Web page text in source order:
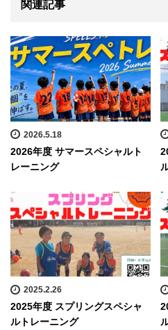
関連記事
2026.5.18
2026年度 サマースペシャルト
レーニング
2025.2.26
2025年度 スプリングスペシャ
ルトレーニング